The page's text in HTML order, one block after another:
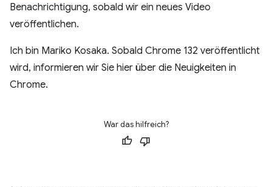
Benachrichtigung, sobald wir ein neues Video
veröffentlichen.
Ich bin Mariko Kosaka. Sobald Chrome 132 veröffentlicht
wird, informieren wir Sie hier über die Neuigkeiten in
Chrome.
War das hilfreich?